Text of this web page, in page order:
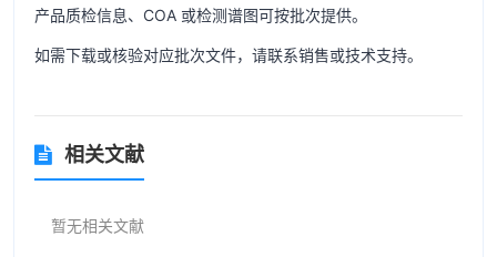
产品质检信息、COA 或检测谱图可按批次提供。
如需下载或核验对应批次文件，请联系销售或技术支持。
相关文献
暂无相关文献